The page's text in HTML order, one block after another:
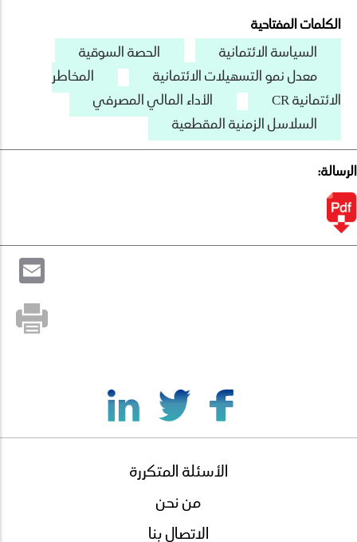
الكلمات المفتاحية
السياسة الائتمانية
الحصة السوقية
معدل نمو التسهيلات الائتمانية
المخاطر
الائتمانية CR
الأداء المالي المصرفي
السلاسل الزمنية المقطعية
الرسالة:
الأسئلة المتكررة
من نحن
الاتصال بنا